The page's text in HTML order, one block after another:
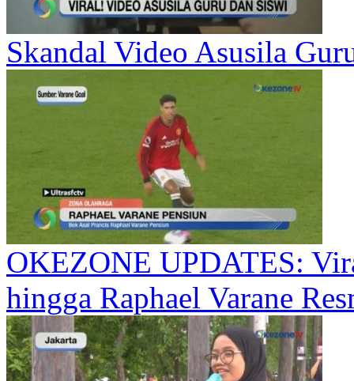
Skandal Video Asusila
OKEZONE UPDATES:
hingga Raphael Varane